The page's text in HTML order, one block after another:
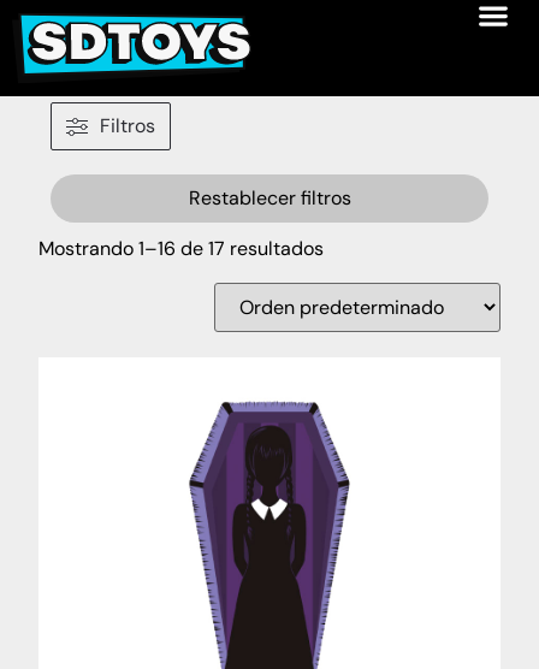
Filtros
Restablecer filtros
Mostrando 1–16 de 17 resultados